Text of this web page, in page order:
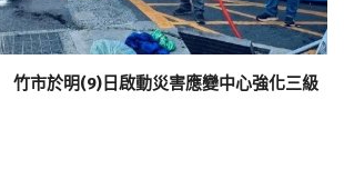
竹市於明(9)日啟動災害應變中心強化三級